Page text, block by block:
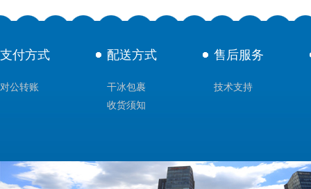
支付方式
对公转账
配送方式
干冰包裹
收货须知
售后服务
技术支持